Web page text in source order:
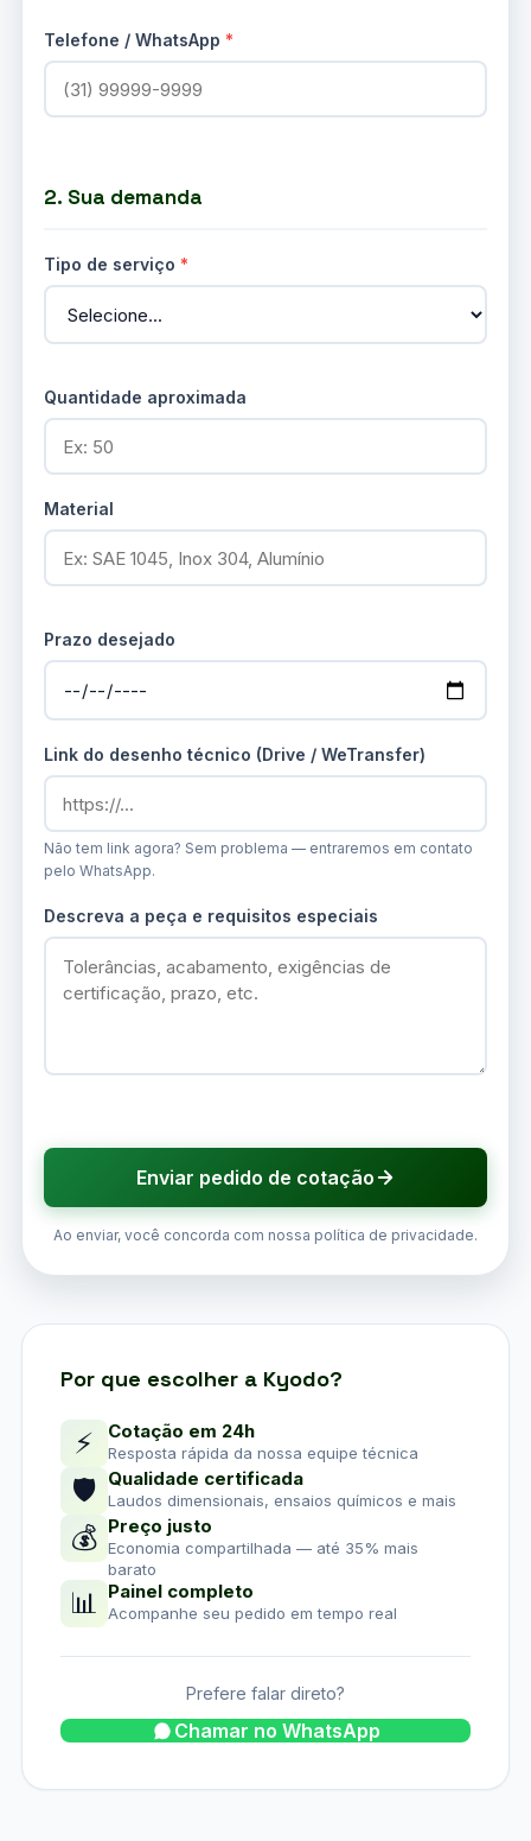
Telefone / WhatsApp *
2. Sua demanda
Tipo de serviço *
Quantidade aproximada
Material
Prazo desejado
Link do desenho técnico (Drive / WeTransfer)
Não tem link agora? Sem problema — entraremos em contato
pelo WhatsApp.
Descreva a peça e requisitos especiais
Enviar pedido de cotação
Ao enviar, você concorda com nossa política de privacidade.
Por que escolher a Kyodo?
⚡ Cotação em 24h
Resposta rápida da nossa equipe técnica
🛡 Qualidade certificada
Laudos dimensionais, ensaios químicos e mais
💰 Preço justo
Economia compartilhada — até 35% mais
barato
📊 Painel completo
Acompanhe seu pedido em tempo real
Prefere falar direto?
Chamar no WhatsApp